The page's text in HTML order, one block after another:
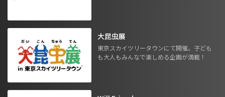
大昆虫展
東京スカイツリータウンにて開催。子ども
も大人もみんなで楽しめる企画が満載！